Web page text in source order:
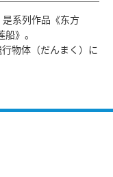
系列作品《东方
》。
物体（だんまく）に